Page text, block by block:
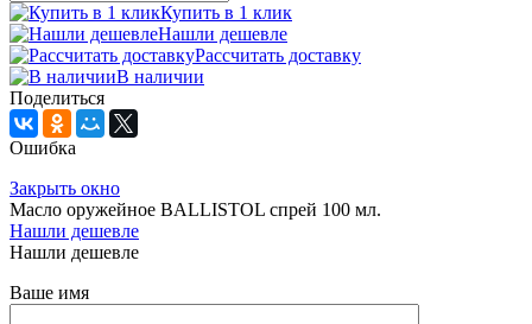
Купить в 1 клик
Нашли дешевле
Рассчитать доставку
В наличии
Поделиться
Ошибка
Закрыть окно
Масло оружейное BALLISTOL спрей 100 мл.
Нашли дешевле
Нашли дешевле
Ваше имя